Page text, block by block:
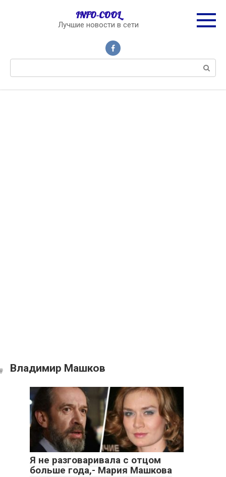
INFO-COOL
Лучшие новости в сети
Владимир Машков
Я не разговаривала с отцом
больше года,- Мария Машкова